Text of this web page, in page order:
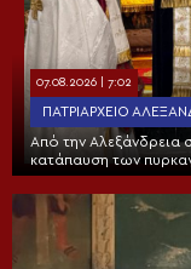
07.08.2026 | 7:02
ΠΑΤΡΙΑΡΧΕΊΟ
Από την Αλεξάνδρεια
κατάπαυση των